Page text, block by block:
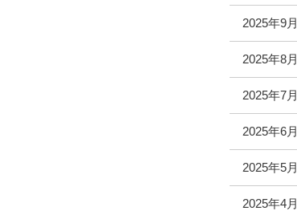
2025年9月
2025年8月
2025年7月
2025年6月
2025年5月
2025年4月